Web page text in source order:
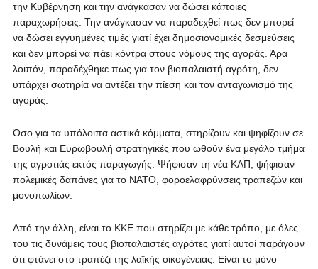
την Κυβέρνηση και την ανάγκασαν να δώσει κάποιες
παραχωρήσεις. Την ανάγκασαν να παραδεχθεί πως δεν μπορεί
να δώσει εγγυημένες τιμές γιατί έχει δημοσιονομικές δεσμεύσεις
και δεν μπορεί να πάει κόντρα στους νόμους της αγοράς. Άρα
λοιπόν, παραδέχθηκε πως για τον βιοπαλαιστή αγρότη, δεν
υπάρχει σωτηρία να αντέξει την πίεση και τον ανταγωνισμό της
αγοράς.
Όσο για τα υπόλοιπα αστικά κόμματα, στηρίζουν και ψηφίζουν σε
Βουλή και Ευρωβουλή στρατηγικές που ωθούν ένα μεγάλο τμήμα
της αγροτιάς εκτός παραγωγής. Ψήφισαν τη νέα ΚΑΠ, ψήφισαν
πολεμικές δαπάνες για το ΝΑΤΟ, φοροελαφρύνσεις τραπεζών και
μονοπωλίων.
Από την άλλη, είναι το ΚΚΕ που στηρίζει με κάθε τρόπο, με όλες
του τις δυνάμεις τους βιοπαλαιστές αγρότες γιατί αυτοί παράγουν
ότι φτάνει στο τραπέζι της λαϊκής οικογένειας. Είναι το μόνο